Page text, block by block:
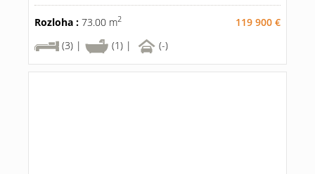
Rozloha : 73.00 m2
119 900 €
(3) |
(1) | (-)